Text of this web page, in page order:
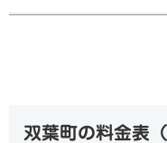
双葉町の料金表（